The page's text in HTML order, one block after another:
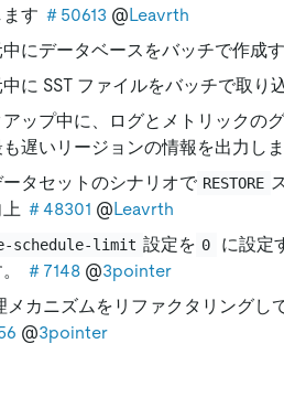
す ＃50613 @Leavrth
にデータベースをバッチで作成
に SST ファイルをバッチで取り
アップ中に、ログとメトリックの
遅いリージョンの情報を出力しま
タセットのシナリオで RESTORE
＃48301 @Leavrth
schedule-limit 設定を 0
に設定
＃7148 @3pointer
メカニズムをリファクタリングし
@3pointer